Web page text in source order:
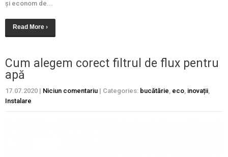
și econom de...
Read More ›
Cum alegem corect filtrul de flux pentru
apă
17.07.2020 | Niciun comentariu | Categories: bucătărie eco inovații
Instalare